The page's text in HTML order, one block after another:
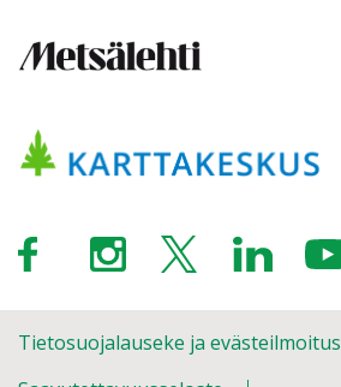
Tietosuojalauseke ja evästeilmoitus